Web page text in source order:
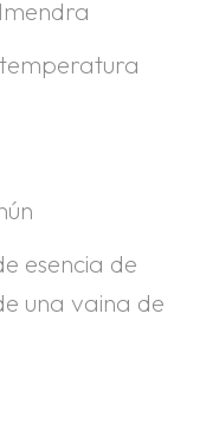
esencia de
una vaina de